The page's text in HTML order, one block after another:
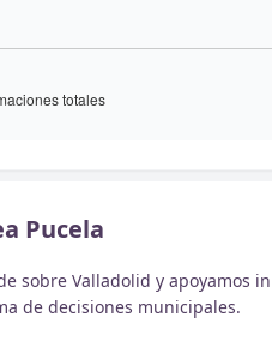
Pucela
sobre Valladolid y apoyamos
de decisiones municipales.